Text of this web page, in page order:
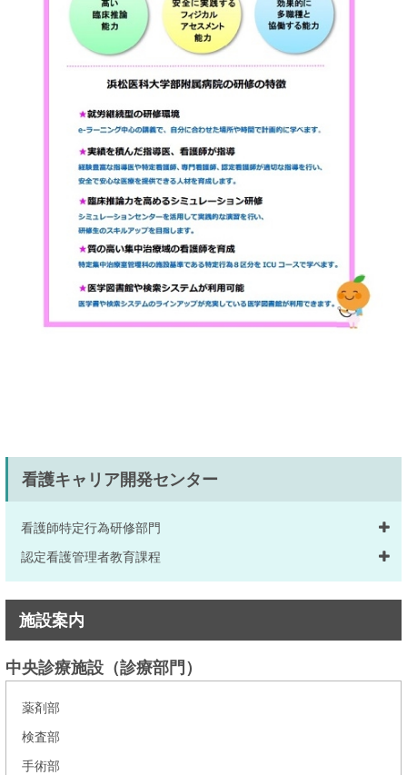
看護キャリア開発センター
看護師特定行為研修部門
認定看護管理者教育課程
施設案内
中央診療施設（診療部門）
薬剤部
検査部
手術部